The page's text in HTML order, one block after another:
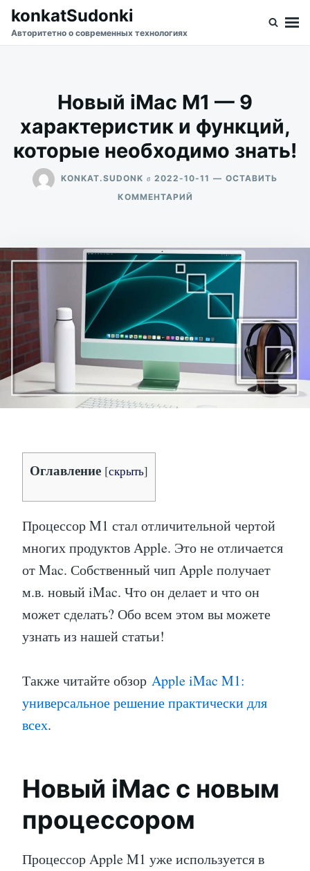
Перейти
Искать:
konkatSudonki
Авторитетно о современных технологиях
Новый iMac M1 — 9
характеристик и функций,
которые необходимо знать!
KONKAT.SUDONK в 2022-10-11
ОСТАВИТЬ
КОММЕНТАРИЙ
—
9
ХАРАКТЕРИСТИК
И
ФУНКЦИЙ,
КОТОРЫЕ
НЕОБХОДИМО
ЗНАТЬ!
Оглавление [скрыть]
Процессор M1 стал отличительной чертой
многих продуктов Apple. Это не отличается
от Mac. Собственный чип Apple получает
м.в. новый iMac. Что он делает и что он
может сделать? Обо всем этом вы можете
узнать из нашей статьи!
Также читайте обзор Apple iMac M1:
универсальное решение практически для
всех.
Новый iMac с новым
процессором
Процессор Apple M1 уже используется в